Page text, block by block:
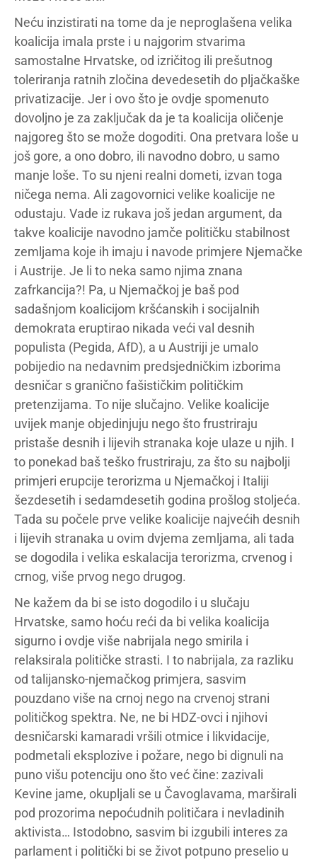
Neću inzistirati na tome da je neproglašena velika
koalicija imala prste i u najgorim stvarima
samostalne Hrvatske, od izričitog ili prešutnog
toleriranja ratnih zločina devedesetih do pljačkaške
privatizacije. Jer i ovo što je ovdje spomenuto
dovoljno je za zaključak da je ta koalicija oličenje
najgoreg što se može dogoditi. Ona pretvara loše u
još gore, a ono dobro, ili navodno dobro, u samo
manje loše. To su njeni realni dometi, izvan toga
ničega nema. Ali zagovornici velike koalicije ne
odustaju. Vade iz rukava još jedan argument, da
takve koalicije navodno jamče političku stabilnost
zemljama koje ih imaju i navode primjere Njemačke
i Austrije. Je li to neka samo njima znana
zafrkancija?! Pa, u Njemačkoj je baš pod
sadašnjom koalicijom kršćanskih i socijalnih
demokrata eruptirao nikada veći val desnih
populista (Pegida, AfD), a u Austriji je umalo
pobijedio na nedavnim predsjedničkim izborima
desničar s granično fašističkim političkim
pretenzijama. To nije slučajno. Velike koalicije
uvijek manje objedinjuju nego što frustriraju
pristaše desnih i lijevih stranaka koje ulaze u njih. I
to ponekad baš teško frustriraju, za što su najbolji
primjeri erupcije terorizma u Njemačkoj i Italiji
šezdesetih i sedamdesetih godina prošlog stoljeća.
Tada su počele prve velike koalicije najvećih desnih
i lijevih stranaka u ovim dvjema zemljama, ali tada
se dogodila i velika eskalacija terorizma, crvenog i
crnog, više prvog nego drugog.
Ne kažem da bi se isto dogodilo i u slučaju
Hrvatske, samo hoću reći da bi velika koalicija
sigurno i ovdje više nabrijala nego smirila i
relaksirala političke strasti. I to nabrijala, za razliku
od talijansko-njemačkog primjera, sasvim
pouzdano više na crnoj nego na crvenoj strani
političkog spektra. Ne, ne bi HDZ-ovci i njihovi
desničarski kamaradi vršili otmice i likvidacije,
podmetali eksplozive i požare, nego bi dignuli na
puno višu potenciju ono što već čine: zazivali
Kevine jame, okupljali se u Čavoglavama, marširali
pod prozorima nepoćudnih političara i nevladinih
aktivista… Istodobno, sasvim bi izgubili interes za
parlament i politički bi se život potpuno preselio u